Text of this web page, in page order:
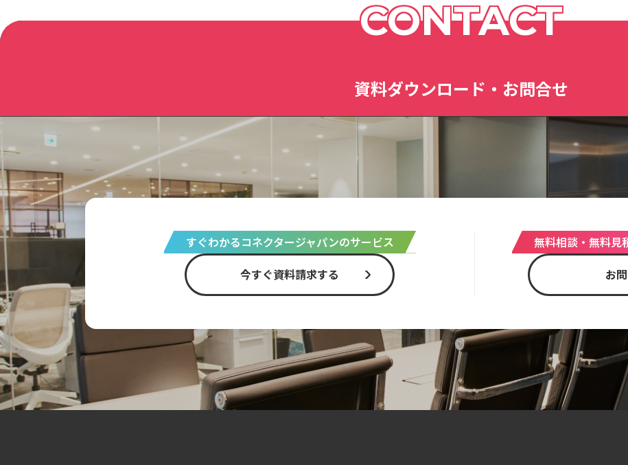
CONTACT
資料ダウンロード・お問合せ
すぐわかるコネクタージャパンのサービス
今すぐ資料請求する
無料相談・無料見
お